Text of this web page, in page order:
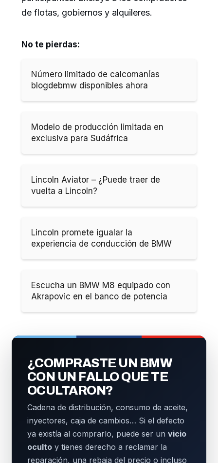
de flotas, gobiernos y alquileres.
No te pierdas:
Número limitado de calcomanías
blogdebmw disponibles ahora
Modelo de producción limitada en
exclusiva para Sudáfrica
Lincoln Aviator – ¿Puede traer de
vuelta a Lincoln?
Lincoln promete igualar la
experiencia de conducción de BMW
Escucha un BMW M8 equipado con
Akrapovic en el banco de potencia
¿COMPRASTE UN BMW
CON UN FALLO QUE TE
OCULTARON?
Cadena de distribución, consumo de aceite,
inyectores, caja de cambios… Si el defecto
ya existía al comprarlo, puede ser un vicio
oculto y tienes derecho a reclamar la
reparación, una rebaja del precio o incluso